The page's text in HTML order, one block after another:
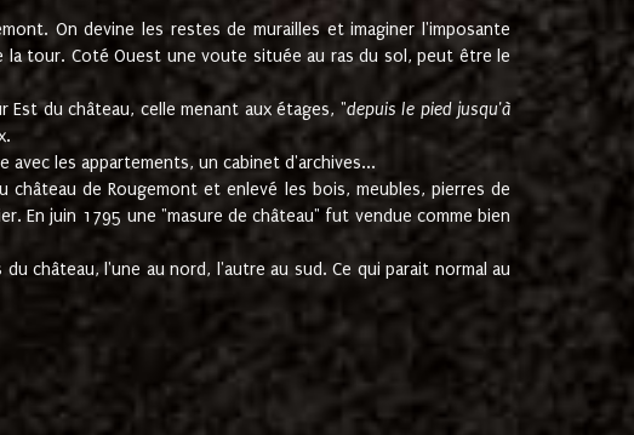
On devine les restes de murailles et imaginer l'imposante
tour. Coté Ouest une voute située au ras du sol, peut être le
Est du château, celle menant aux étages, "depuis le pied jusqu'à
avec les appartements, un cabinet d'archives...
de Rougemont et enlevé les bois, meubles, pierres de
En juin 1795 une "masure de château" fut vendue comme bien
château, l'une au nord, l'autre au sud. Ce qui parait normal au